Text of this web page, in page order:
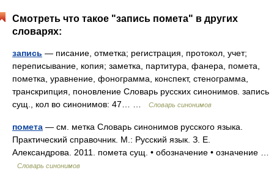
Смотреть что такое "запись помета" в других
словарях:
запись — писание, отметка; регистрация, протокол, учет;
переписывание, копия; заметка, партитура, фанера, помета,
пометка, уравнение, фонограмма, конспект, стенограмма,
транскрипция, поновление Словарь русских синонимов. запись
сущ., кол во синонимов: 47… …
Словарь синонимов
помета — см. метка Словарь синонимов русского языка.
Практический справочник. М.: Русский язык. З. Е.
Александрова. 2011. помета сущ. • обозначение • означение …
Словарь синонимов